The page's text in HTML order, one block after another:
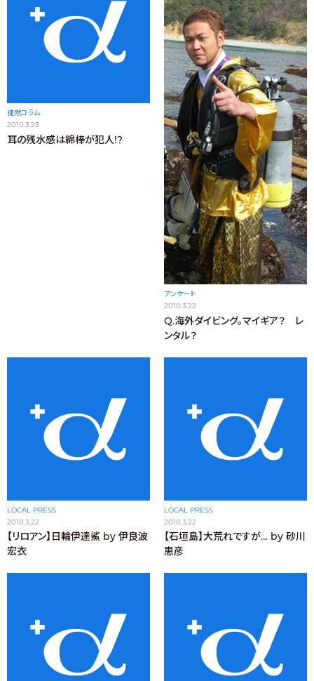
徒然コラム
2010.3.23
耳の残水感は綿棒が犯人!?
アンケート
2010.3.22
Q.海外ダイビング。マイギア？ レ
ンタル？
LOCAL PRESS
2010.3.22
【リロアン】日輪伊達鯊 by 伊良波
宏衣
LOCAL PRESS
2010.3.22
【石垣島】大荒れですが… by 砂川
恵彦